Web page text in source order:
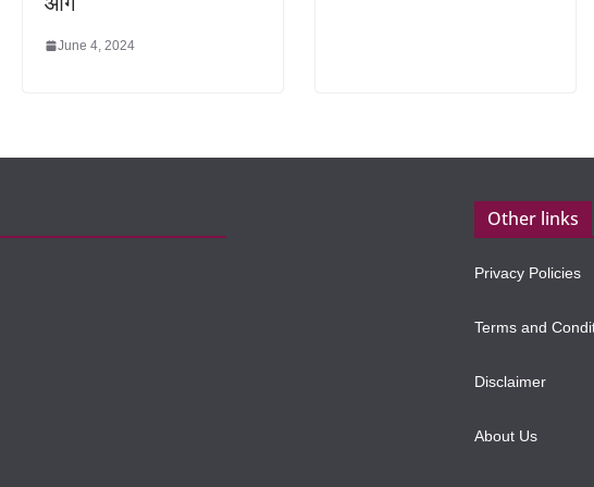
June 4, 2024
Other links
Privacy Policies
Terms and
Disclaimer
About Us